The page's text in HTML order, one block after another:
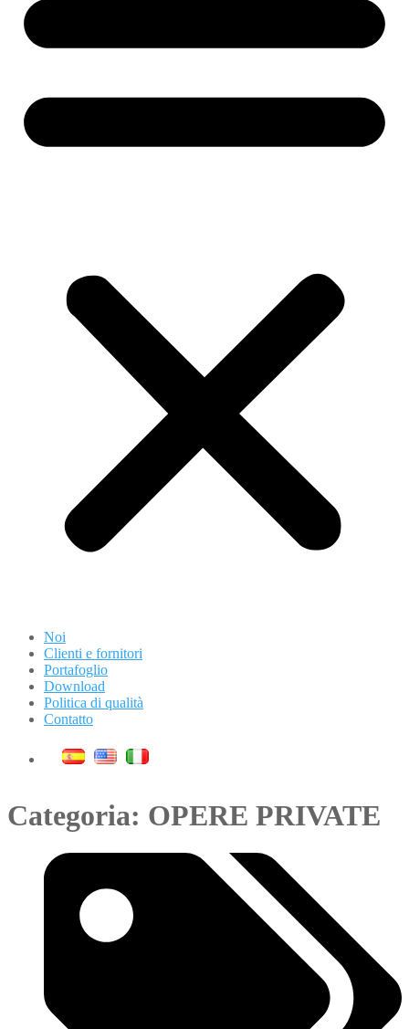
Noi
Clienti e fornitori
Portafoglio
Download
Politica di qualità
Contatto
Categoria: OPERE PRIVATE